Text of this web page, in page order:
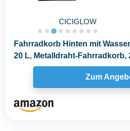
CICIGLOW
Fahrradkorb Hinten mit
20 L, Metalldraht-Fahrradkorb,
Zum